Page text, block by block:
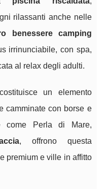
rilassanti anche nelle
benessere camping
irrinunciabile, con spa,
al relax degli adulti.
un elemento
camminate con borse e
come Perla di Mare,
, offrono questa
premium e ville in affitto